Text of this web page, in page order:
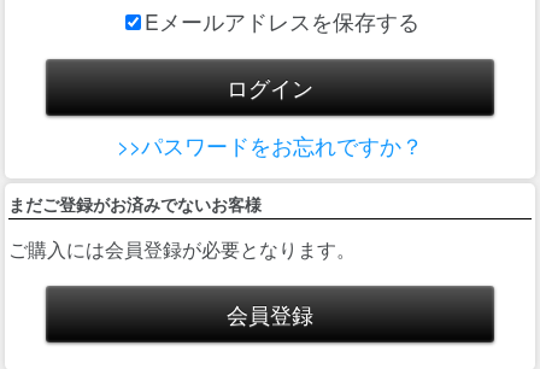
Eメールアドレスを保存する
>>パスワードをお忘れですか？
まだご登録がお済みでないお客様
ご購入には会員登録が必要となります。